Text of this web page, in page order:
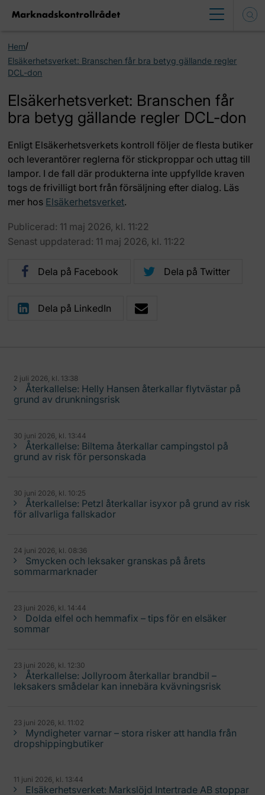
Hem/
Elsäkerhetsverket: Branschen får bra betyg gällande regler
DCL-don
Elsäkerhetsverket: Branschen får
bra betyg gällande regler DCL-don
Enligt Elsäkerhetsverkets kontroll följer de flesta butiker
och leverantörer reglerna för stickproppar och uttag till
lampor. I de fall där produkterna inte uppfyllde kraven
togs de frivilligt bort från försäljning efter dialog. Läs
mer hos Elsäkerhetsverket.
Publicerad: 11 maj 2026, kl. 11:22
Senast uppdaterad: 11 maj 2026, kl. 11:22
Dela på Facebook Dela på Twitter
Dela på LinkedIn
2 juli 2026, kl. 13:38
Återkallelse: Helly Hansen återkallar flytvästar på
grund av drunkningsrisk
30 juni 2026, kl. 13:44
Återkallelse: Biltema återkallar campingstol på
grund av risk för personskada
30 juni 2026, kl. 10:25
Återkallelse: Petzl återkallar isyxor på grund av risk
för allvarliga fallskador
24 juni 2026, kl. 08:36
Smycken och leksaker granskas på årets
sommarmarknader
23 juni 2026, kl. 14:44
Dolda elfel och hemmafix – tips för en elsäker
sommar
23 juni 2026, kl. 12:30
Återkallelse: Jollyroom återkallar brandbil –
leksakers smådelar kan innebära kvävningsrisk
23 juni 2026, kl. 11:02
Myndigheter varnar – stora risker att handla från
dropshippingbutiker
11 juni 2026, kl. 13:44
Elsäkerhetsverket: Markslöjd Intertrade AB stoppar